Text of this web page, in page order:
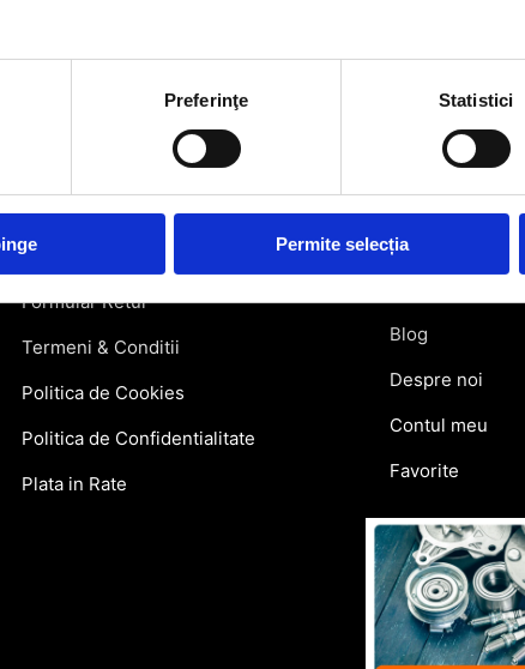
Preferinţe Statistici
Permite selecția
Informatii utile
Informatii Livrare
Garantie si Retur
Formular Retur
Termeni & Conditii
Politica de Cookies
Politica de Confidentialitate
Plata in Rate
Link-uri
Retragere din
Blog
Despre noi
Contul meu
Favorite